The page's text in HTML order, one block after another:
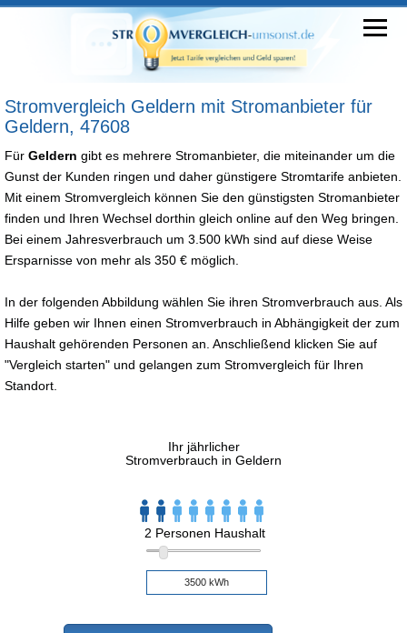
Stromvergleich Geldern mit Stromanbieter für
Geldern, 47608
Für Geldern gibt es mehrere Stromanbieter, die miteinander um die
Gunst der Kunden ringen und daher günstigere Stromtarife anbieten.
Mit einem Stromvergleich können Sie den günstigsten Stromanbieter
finden und Ihren Wechsel dorthin gleich online auf den Weg bringen.
Bei einem Jahresverbrauch um 3.500 kWh sind auf diese Weise
Ersparnisse von mehr als 350 € möglich.
In der folgenden Abbildung wählen Sie ihren Stromverbrauch aus. Als
Hilfe geben wir Ihnen einen Stromverbrauch in Abhängigkeit der zum
Haushalt gehörenden Personen an. Anschließend klicken Sie auf
"Vergleich starten" und gelangen zum Stromvergleich für Ihren
Standort.
Ihr jährlicher
Stromverbrauch in Geldern
2 Personen Haushalt